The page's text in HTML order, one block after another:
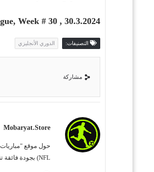
Week # 30 , 30.3.2024
التصنيفات: الدوري الأنجليزي
مشاركة
Mobaryat.store
NFL) بجودة فائقة تناسب جميع سرعات الإنترنت. نحن نسعى لتوفير تجربة مشاهدة غامرة وسهلة للمشجع العربي، بعيداً عن التعقيد وبأقل قدر من الإعلانات المزعجة.